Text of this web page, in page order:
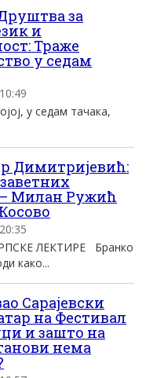
за
и
Траже
у седам
у седам тачака,
Димитријевић:
Милан Ружић
ЛЕКТИРЕ Бранко
како...
Сарајевски
на Фестивал
и зашто на
нема